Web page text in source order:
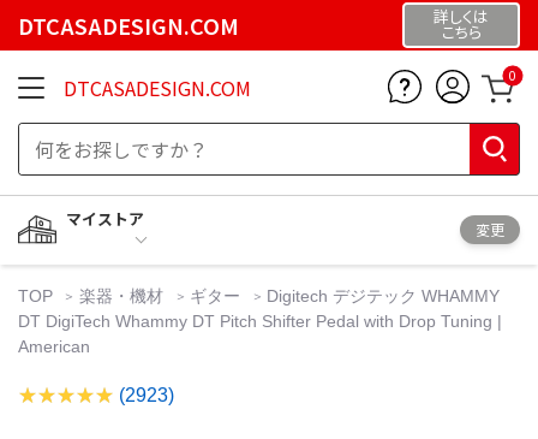
DTCASADESIGN.COM 詳しくは
こちら
DTCASADESIGN.COM 0
マイストア
変更
TOP 楽器・機材 ギター
Digitech デジテック WHAMMY
DT DigiTech Whammy DT Pitch Shifter Pedal with Drop Tuning |
American
(2923)